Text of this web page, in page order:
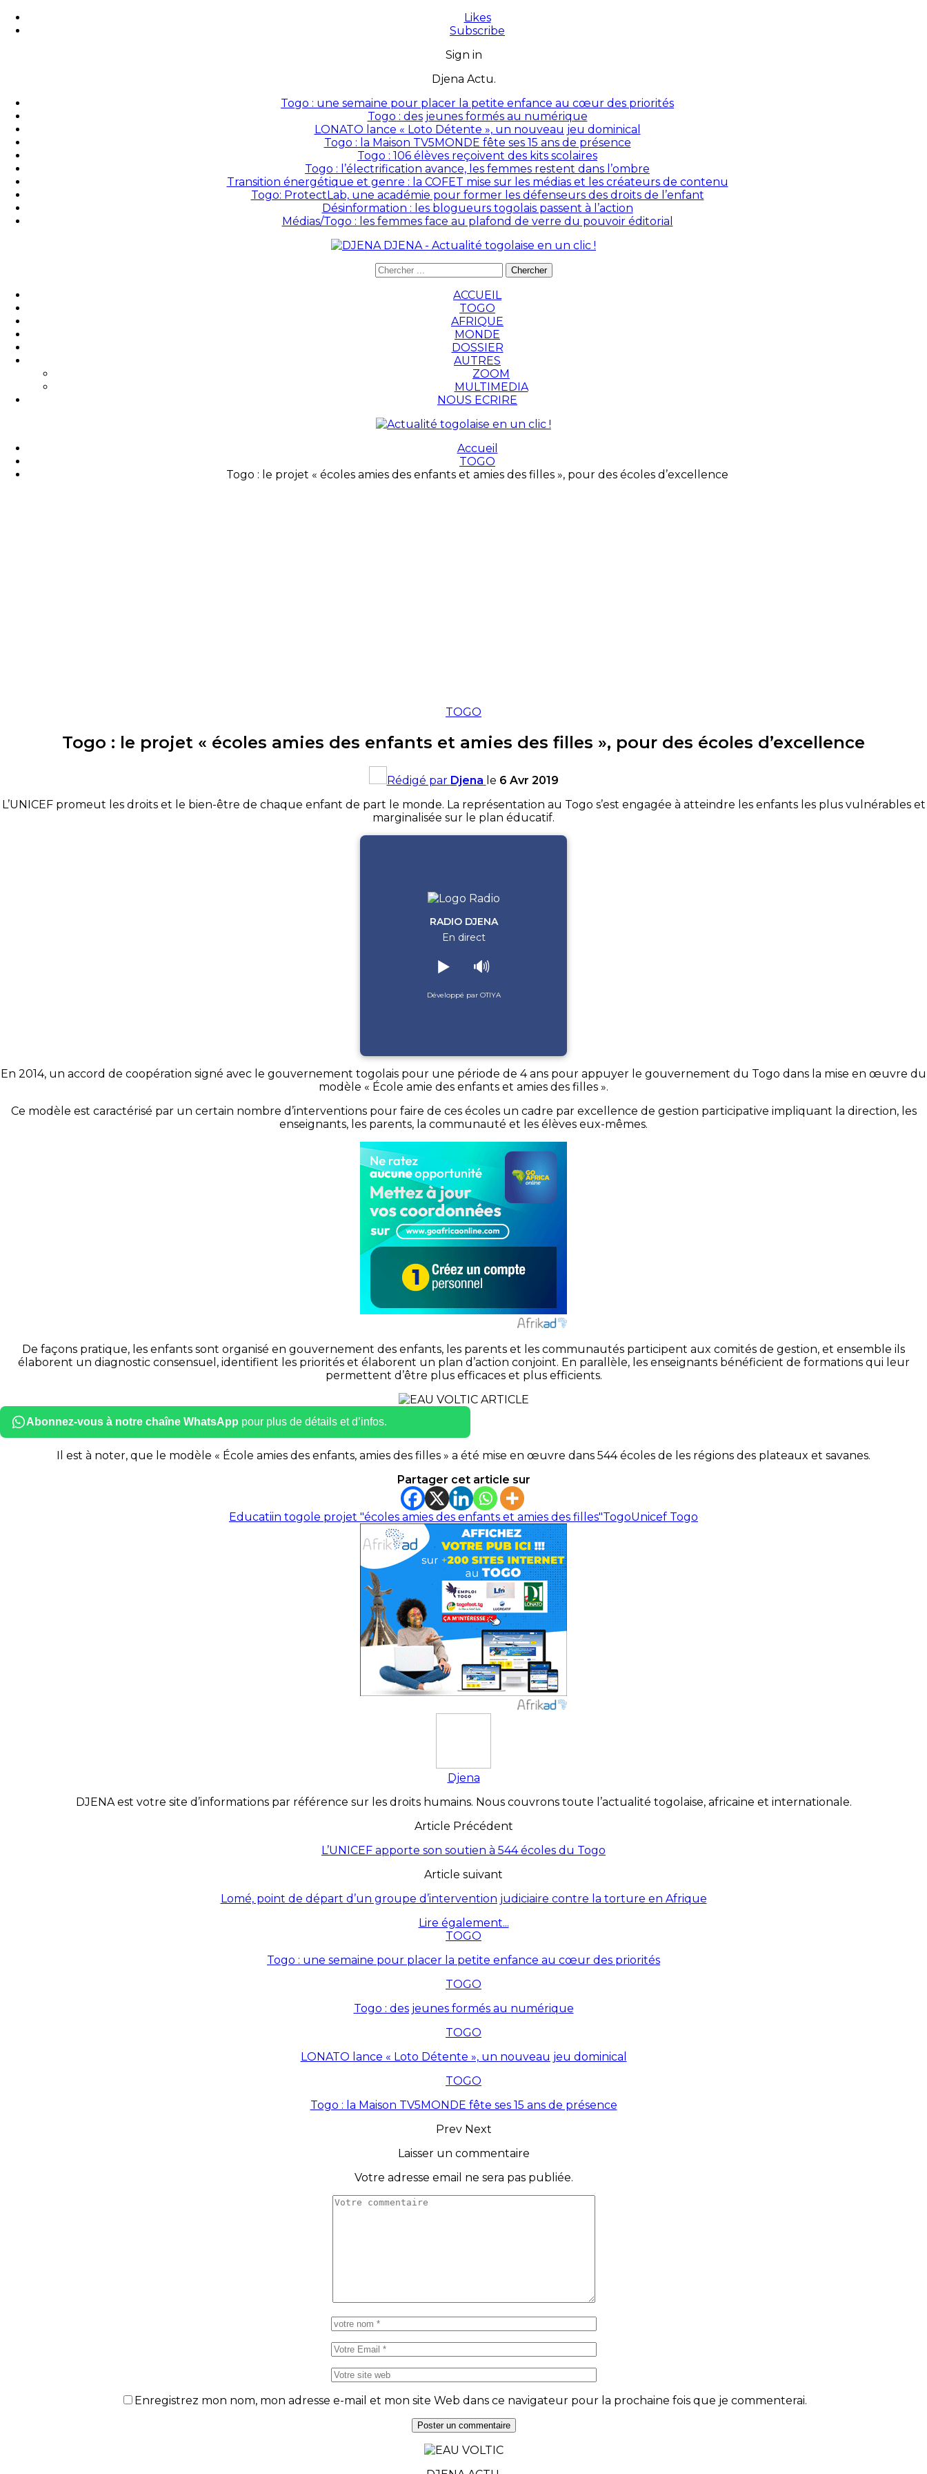
Likes
Subscribe
Sign in
Djena Actu.
Togo : une semaine pour placer la petite enfance au cœur des priorités
Togo : des jeunes formés au numérique
LONATO lance « Loto Détente », un nouveau jeu dominical
Togo : la Maison TV5MONDE fête ses 15 ans de présence
Togo : 106 élèves reçoivent des kits scolaires
Togo : l’électrification avance, les femmes restent dans l’ombre
Transition énergétique et genre : la COFET mise sur les médias et les créateurs de contenu
Togo: ProtectLab, une académie pour former les défenseurs des droits de l’enfant
Désinformation : les blogueurs togolais passent à l’action
Médias/Togo : les femmes face au plafond de verre du pouvoir éditorial
DJENA - Actualité togolaise en un clic !
ACCUEIL
TOGO
AFRIQUE
MONDE
DOSSIER
AUTRES
ZOOM
MULTIMEDIA
NOUS ECRIRE
Accueil
TOGO
Togo : le projet « écoles amies des enfants et amies des filles », pour des écoles d’excellence
TOGO
Togo : le projet « écoles amies des enfants et amies des filles », pour des écoles d’excellence
Rédigé par Djena le 6 Avr 2019
L’UNICEF promeut les droits et le bien-être de chaque enfant de part le monde. La représentation au Togo s’est engagée à atteindre les enfants les plus vulnérables et
marginalisée sur le plan éducatif.
RADIO DJENA
En direct
▶️ 🔊
Développé par OTIYA
En 2014, un accord de coopération signé avec le gouvernement togolais pour une période de 4 ans pour appuyer le gouvernement du Togo dans la mise en œuvre du
modèle « École amie des enfants et amies des filles ».
Ce modèle est caractérisé par un certain nombre d’interventions pour faire de ces écoles un cadre par excellence de gestion participative impliquant la direction, les
enseignants, les parents, la communauté et les élèves eux-mêmes.
De façons pratique, les enfants sont organisé en gouvernement des enfants, les parents et les communautés participent aux comités de gestion, et ensemble ils
élaborent un diagnostic consensuel, identifient les priorités et élaborent un plan d’action conjoint. En parallèle, les enseignants bénéficient de formations qui leur
permettent d’être plus efficaces et plus efficients.
Abonnez-vous à notre chaîne WhatsApp pour plus de détails et d’infos.
Il est à noter, que le modèle « École amies des enfants, amies des filles » a été mise en œuvre dans 544 écoles de les régions des plateaux et savanes.
Partager cet article sur
Educatiin togo le projet "écoles amies des enfants et amies des filles"TogoUnicef Togo
Djena
DJENA est votre site d’informations par référence sur les droits humains. Nous couvrons toute l’actualité togolaise, africaine et internationale.
Article Précédent
L’UNICEF apporte son soutien à 544 écoles du Togo
Article suivant
Lomé, point de départ d’un groupe d’intervention judiciaire contre la torture en Afrique
Lire également...
TOGO
Togo : une semaine pour placer la petite enfance au cœur des priorités
TOGO
Togo : des jeunes formés au numérique
TOGO
LONATO lance « Loto Détente », un nouveau jeu dominical
TOGO
Togo : la Maison TV5MONDE fête ses 15 ans de présence
Prev Next
Laisser un commentaire
Votre adresse email ne sera pas publiée.
Enregistrez mon nom, mon adresse e-mail et mon site Web dans ce navigateur pour la prochaine fois que je commenterai.